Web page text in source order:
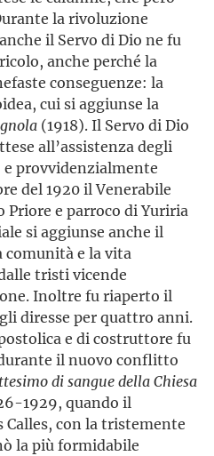
la rivoluzione
il Servo di Dio ne fu
anche perché la
conseguenze: la
cui si aggiunse la
(1918). Il Servo di Dio
all’assistenza degli
provvidenzialmente
del 1920 il Venerabile
Priore e parroco di Yuriria
si aggiunse anche il
e la vita
tristi vicende
Inoltre fu riaperto il
diresse per quattro anni.
e di costruttore fu
il nuovo conflitto
disanguedellaChiesa
1929, quando il
Calles, con la tristemente
la più formidabile